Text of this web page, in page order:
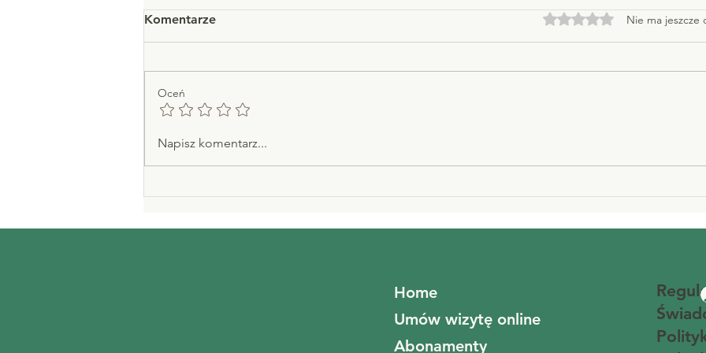
Zastosowanie homeopatii w
Komentarze Oceniono na 0 z 5Nie ma jeszcze
Oceń
Napisz komentarz...
Home
Umów wizytę online
Abonamenty